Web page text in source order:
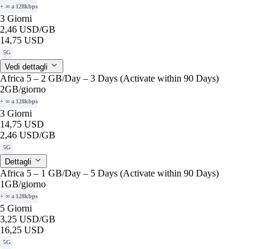
+ ∞ a 128kbps
3 Giorni
2,46 USD/GB
14,75 USD
5G
Vedi dettagli
Africa 5 – 2 GB/Day – 3 Days (Activate within 90 Days)
2GB/giorno
+ ∞ a 128kbps
3 Giorni
14,75 USD
2,46 USD/GB
5G
Dettagli
Africa 5 – 1 GB/Day – 5 Days (Activate within 90 Days)
1GB/giorno
+ ∞ a 128kbps
5 Giorni
3,25 USD/GB
16,25 USD
5G